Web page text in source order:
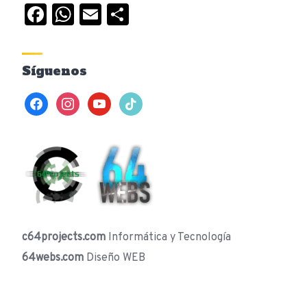
Facebook
WhatsApp
Email
Síguenos
facebookinstagramyoutubetiktok
c64projects.com Informática y Tecnología
64webs.com Diseño WEB